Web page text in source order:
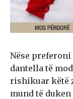
Nëse
dantella të
rishikuar këtë
mund të